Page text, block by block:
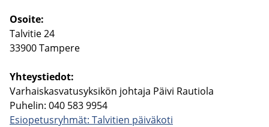
Osoi­te:
Tal­vi­tie 24
33900 Tam­pe­re
Yh­teys­tie­dot:
Var­hais­kas­va­tusyk­si­kön joh­ta­ja Päivi Rau­tio­la
Pu­he­lin: 040 583 9954
Esio­pe­tus­ryh­mät: Tal­vi­tien päi­vä­ko­ti